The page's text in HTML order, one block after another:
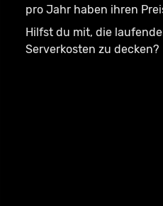
pro Jahr haben ihren
Hilfst du mit, die
Serverkosten zu decken?